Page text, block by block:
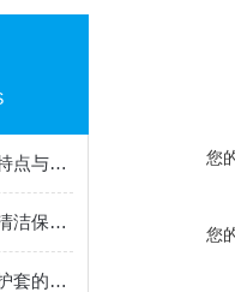
防火液压支柱保护套性能特点与阻燃防护应用
防尘液压立柱保护套日常清洁保养与更换规范
如何延长防尘液压立柱保护套的使用寿命？
您
您